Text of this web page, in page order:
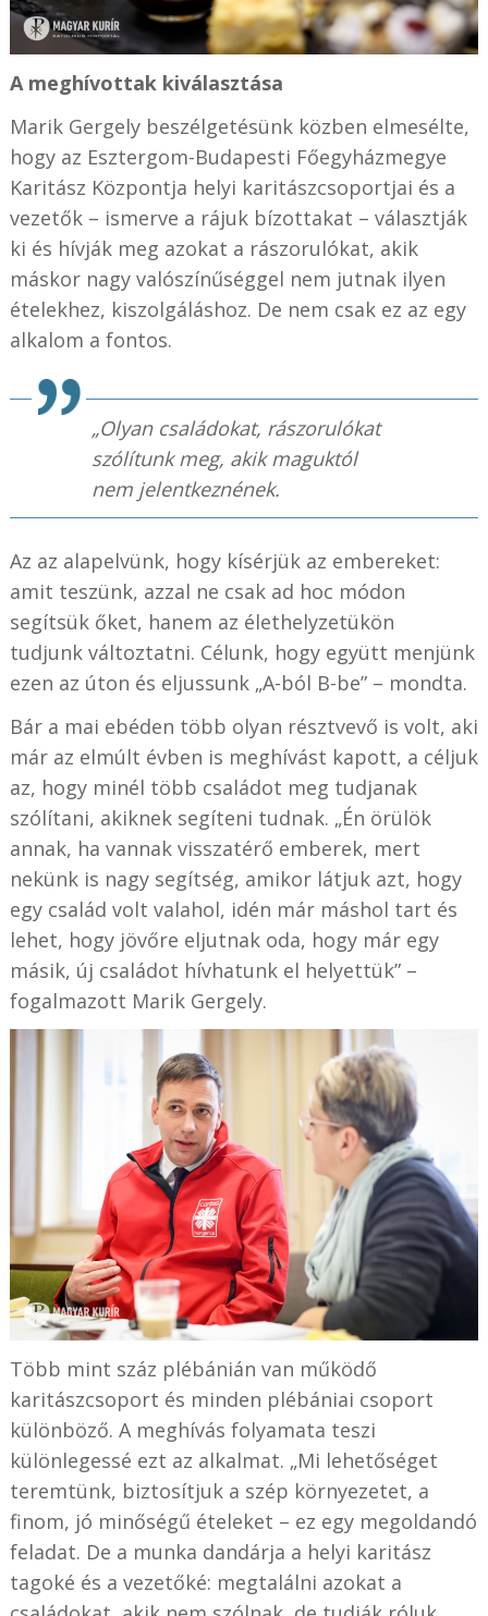
A meghívottak kiválasztása
Marik Gergely beszélgetésünk közben elmesélte,
hogy az Esztergom-Budapesti Főegyházmegye
Karitász Központja helyi karitászcsoportjai és a
vezetők – ismerve a rájuk bízottakat – választják
ki és hívják meg azokat a rászorulókat, akik
máskor nagy valószínűséggel nem jutnak ilyen
ételekhez, kiszolgáláshoz. De nem csak ez az egy
alkalom a fontos.
„Olyan családokat, rászorulókat
szólítunk meg, akik maguktól
nem jelentkeznének.
Az az alapelvünk, hogy kísérjük az embereket:
amit teszünk, azzal ne csak ad hoc módon
segítsük őket, hanem az élethelyzetükön
tudjunk változtatni. Célunk, hogy együtt menjünk
ezen az úton és eljussunk „A-ból B-be” – mondta.
Bár a mai ebéden több olyan résztvevő is volt, aki
már az elmúlt évben is meghívást kapott, a céljuk
az, hogy minél több családot meg tudjanak
szólítani, akiknek segíteni tudnak. „Én örülök
annak, ha vannak visszatérő emberek, mert
nekünk is nagy segítség, amikor látjuk azt, hogy
egy család volt valahol, idén már máshol tart és
lehet, hogy jövőre eljutnak oda, hogy már egy
másik, új családot hívhatunk el helyettük” –
fogalmazott Marik Gergely.
Több mint száz plébánián van működő
karitászcsoport és minden plébániai csoport
különböző. A meghívás folyamata teszi
különlegessé ezt az alkalmat. „Mi lehetőséget
teremtünk, biztosítjuk a szép környezetet, a
finom, jó minőségű ételeket – ez egy megoldandó
feladat. De a munka dandárja a helyi karitász
tagoké és a vezetőké: megtalálni azokat a